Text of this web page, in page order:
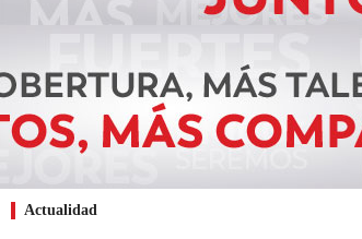
Actualidad